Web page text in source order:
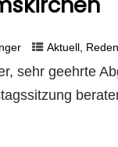
Aktuell Reden
sehr geehrte